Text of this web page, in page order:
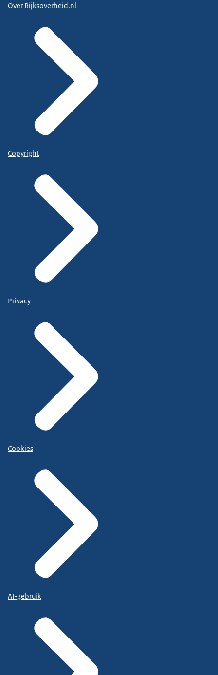
Over Rijksoverheid.nl
Copyright
Privacy
Cookies
AI-gebruik